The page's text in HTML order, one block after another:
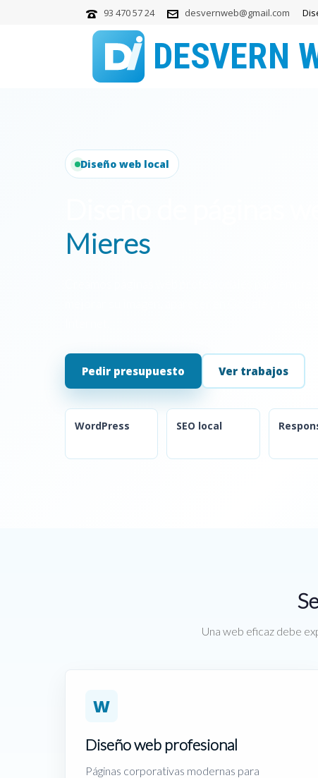
93 470 57 24 desvernweb@gmail.com
Diseño web local
Mieres
Pedir presupuesto Ver trabajos
WordPress SEO local
Una web eficaz debe
W
Diseño web profesional
Páginas corporativas modernas para